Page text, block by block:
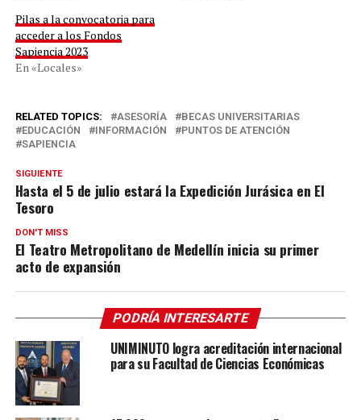
Pilas a la convocatoria para
acceder a los Fondos
Sapiencia 2023
En «Locales»
RELATED TOPICS: ASESORÍA
BECAS UNIVERSITARIAS
EDUCACIÓN
INFORMACIÓN
PUNTOS DE ATENCIÓN
SAPIENCIA
SIGUIENTE
Hasta el 5 de julio estará la Expedición Jurásica en El
Tesoro
DON'T MISS
El Teatro Metropolitano de Medellín inicia su primer
acto de expansión
PODRÍA INTERESARTE
UNIMINUTO logra acreditación internacional
para su Facultad de Ciencias Económicas